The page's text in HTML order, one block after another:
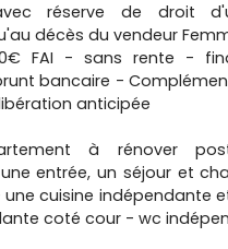
avec réserve de droit
décès du vendeur
FAI - sans rente -
bancaire -
anticipée
à rénover
entrée, un séjour et
cuisine indépendante
coté cour - wc